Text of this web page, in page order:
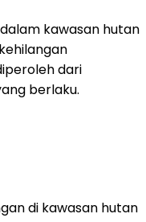
kawasan hutan
dari
berlaku.
di kawasan hutan